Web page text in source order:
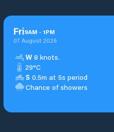
Fri9AM - 1PM
07 August 2026
W 8 knots.
29°C
S 0.5m at 5s period
Chance of showers